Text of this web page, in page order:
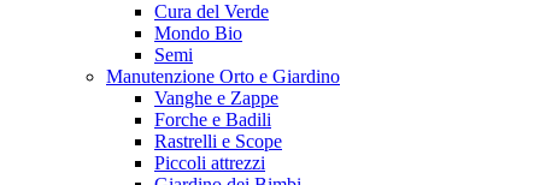
Cura del Verde
Mondo Bio
Semi
Manutenzione Orto e Giardino
Vanghe e Zappe
Forche e Badili
Rastrelli e Scope
Piccoli attrezzi